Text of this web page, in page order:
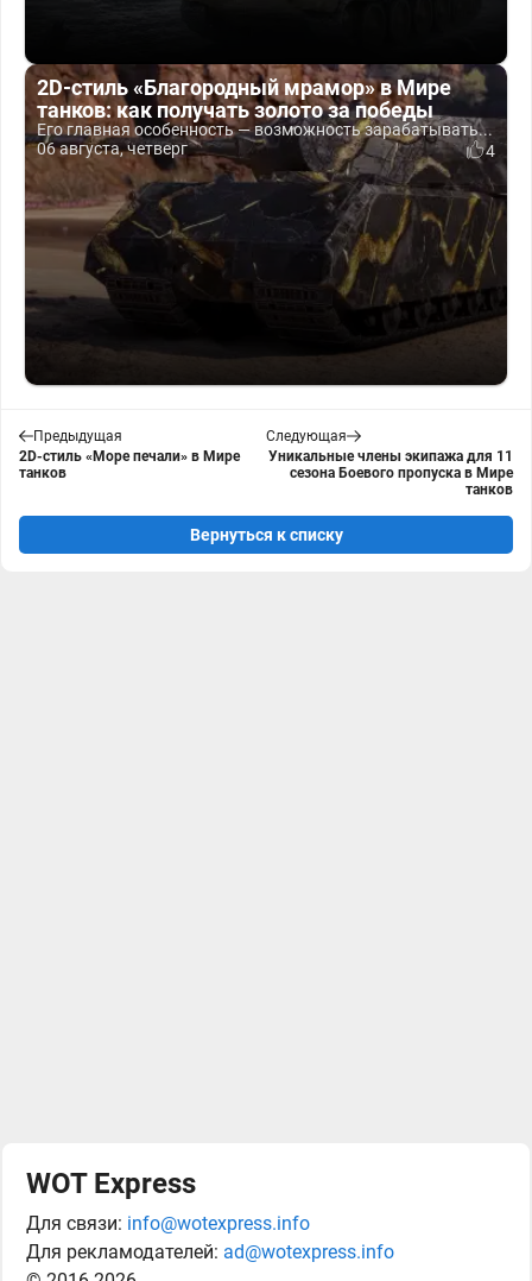
2D-стиль «Благородный мрамор» в Мире
танков: как получать золото за победы
Его главная особенность — возможность зарабатывать...
06 августа, четверг
4
Предыдущая
2D-стиль «Море печали» в Мире
танков
Следующая
Уникальные члены экипажа для 11
сезона Боевого пропуска в Мире
танков
Вернуться к списку
WOT Express
Для связи: info@wotexpress.info
Для рекламодателей: ad@wotexpress.info